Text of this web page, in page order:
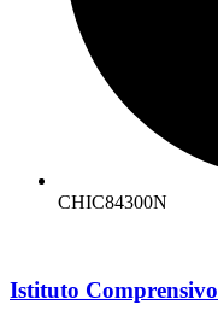
CHIC84300N
Istituto